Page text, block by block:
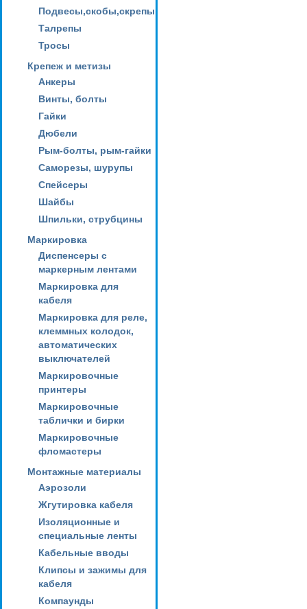
Подвесы,скобы,скрепы
Талрепы
Тросы
Крепеж и метизы
Анкеры
Винты, болты
Гайки
Дюбели
Рым-болты, рым-гайки
Саморезы, шурупы
Спейсеры
Шайбы
Шпильки, струбцины
Маркировка
Диспенсеры с
маркерным лентами
Маркировка для
кабеля
Маркировка для реле,
клеммных колодок,
автоматических
выключателей
Маркировочные
принтеры
Маркировочные
таблички и бирки
Маркировочные
фломастеры
Монтажные материалы
Аэрозоли
Жгутировка кабеля
Изоляционные и
специальные ленты
Кабельные вводы
Клипсы и зажимы для
кабеля
Компаунды